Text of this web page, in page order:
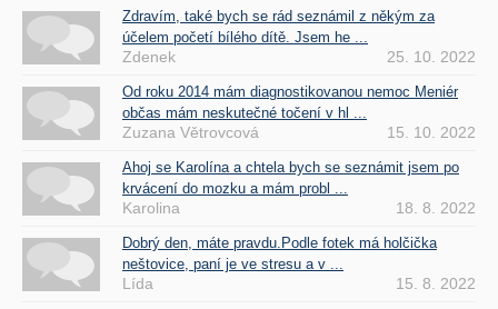
Zdravím, také bych se rád seznámil z někým za
účelem početí bílého dítě. Jsem he ...
Zdenek 25. 10. 2022
Od roku 2014 mám diagnostikovanou nemoc Meniér
občas mám neskutečné točení v hl ...
Zuzana Větrovcová 15. 10. 2022
Ahoj se Karolína a chtela bych se seznámit jsem po
krvácení do mozku a mám probl ...
Karolina 18. 8. 2022
Dobrý den, máte pravdu.Podle fotek má holčička
neštovice, paní je ve stresu a v ...
Lída 15. 8. 2022